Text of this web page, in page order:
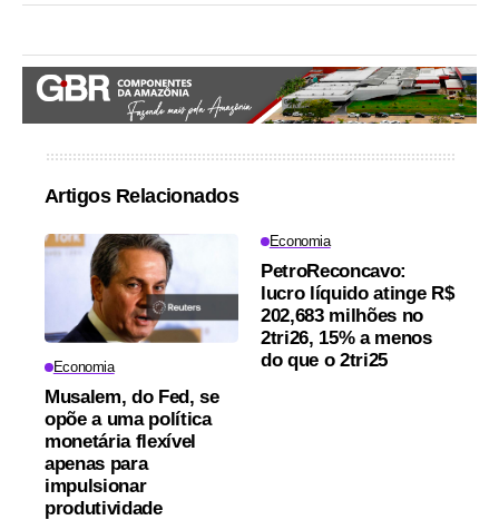
Artigos Relacionados
Economia
Musalem, do Fed, se
opõe a uma política
monetária flexível
apenas para
impulsionar
produtividade
Economia
PetroReconcavo:
lucro líquido atinge R$
202,683 milhões no
2tri26, 15% a menos
do que o 2tri25